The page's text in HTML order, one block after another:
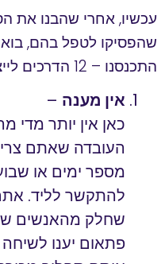
עכשיו, אחרי שהבנו את
שהפסיקו לטפל בהם,
התכנסנו – 12 הדרכים לייצר עסקאות ללא פרסום בכלל.
אין מענה –
כאן אין יותר מדי
העובדה שאתם
מספר ימים או
להתקשר לליד.
שחלק מהאנשים
פתאום יענו